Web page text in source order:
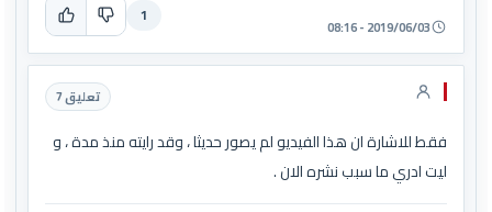
2019/06/03 - 08:16
1
تعليق 7
فقط للاشارة ان هذا الفيديو لم يصور حديثا ، وقد رايته منذ مدة ، و
ليت ادري ما سبب نشره الان .